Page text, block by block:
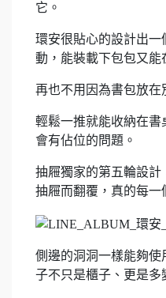
它。
環安很貼心的設計出
動，能裝載下包包又能
再也不用因為書包放在
輕鬆一推就能收納在
會有佔位的問題。
抽屜獨家的第五輪設計
抽屜而翻覆，真的每一
側邊的洞洞一樣能夠
子不只是櫃子、更是多